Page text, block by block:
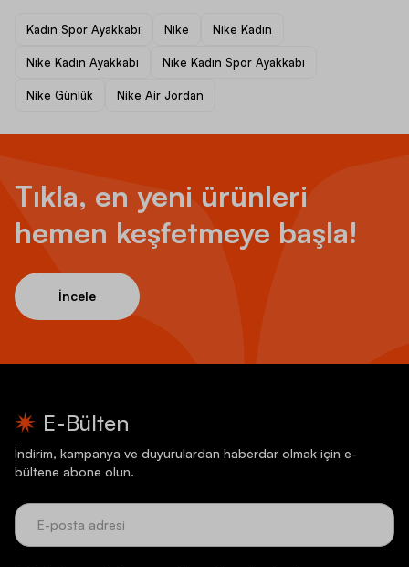
Kadın Spor Ayakkabı Nike Nike Kadın
Nike Kadın Ayakkabı Nike Kadın Spor Ayakkabı
Nike Günlük Nike Air Jordan
Tıkla, en yeni ürünleri
hemen keşfetmeye başla!
İncele
E-Bülten
İndirim, kampanya ve duyurulardan haberdar olmak için e-
bültene abone olun.